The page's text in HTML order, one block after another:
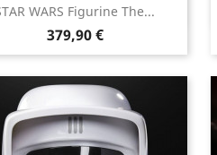
WARS Figurine The...
Prix
379,90 €
Aperçu rapide